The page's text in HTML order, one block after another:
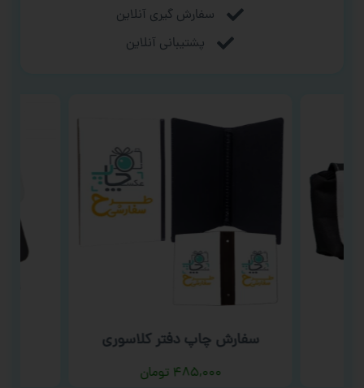
سفارش گیری آنلاین
پشتیبانی آنلاین
سفارش چاپ دفتر کلاسوری
۴۸۵,۰۰۰ تومان